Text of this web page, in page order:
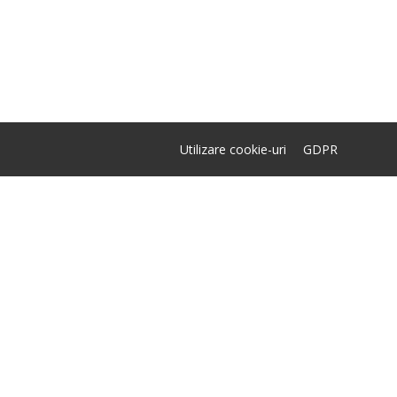
Utilizare cookie-uri GDPR